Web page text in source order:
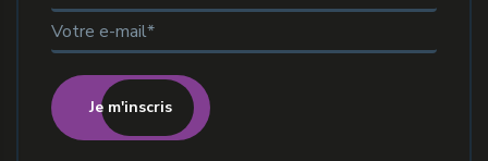
Je m'inscris